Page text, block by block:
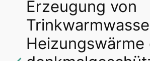
Erzeugung von
Heizungswärme